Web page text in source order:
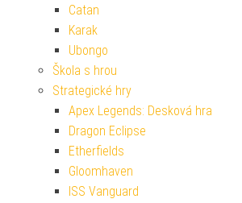
Catan
Karak
Ubongo
Škola s hrou
Strategické hry
Apex Legends: Desková hra
Dragon Eclipse
Etherfields
Gloomhaven
ISS Vanguard